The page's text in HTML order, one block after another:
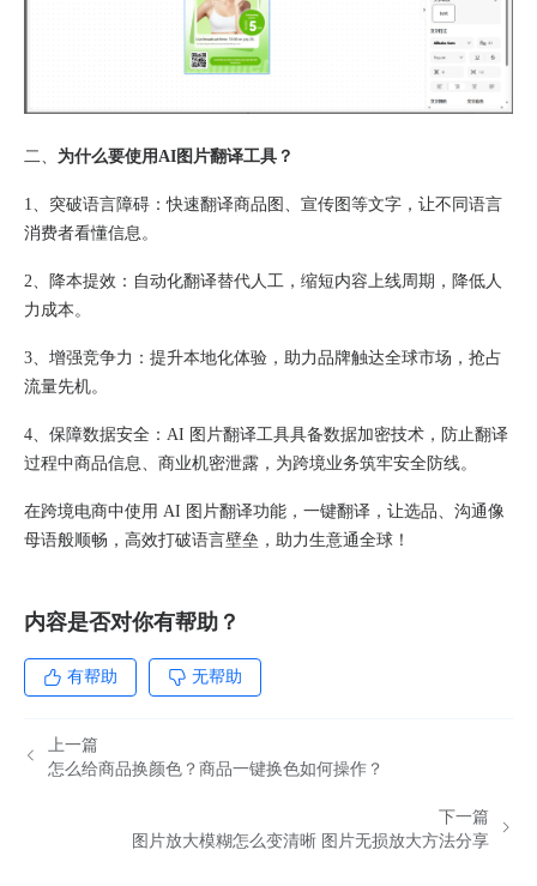
二、 为什么要使用AI图片翻译工具？
1、 突破语言障碍：快速翻译商品图、宣传图等文字，让不同语言
消费者看懂信息。
2、
降本提效：自动化翻译替代人工，缩短内容上线周期，降低人
力成本。
3、 增强竞争力：提升本地化体验，助力品牌触达全球市场，抢占
流量先机。
4、 保障数据安全：AI 图片翻译工具具备数据加密技术，防止翻译
过程中商品信息、商业机密泄露，为跨境业务筑牢安全防线。
在跨境电商中使用 AI 图片翻译功能，一键翻译，让选品、沟通像
母语般顺畅，高效打破语言壁垒，助力生意通全球！
内容是否对你有帮助？
有帮助 无帮助
上一篇
怎么给商品换颜色？商品一键换色如何操作？
下一篇
图片放大模糊怎么变清晰 图片无损放大方法分享